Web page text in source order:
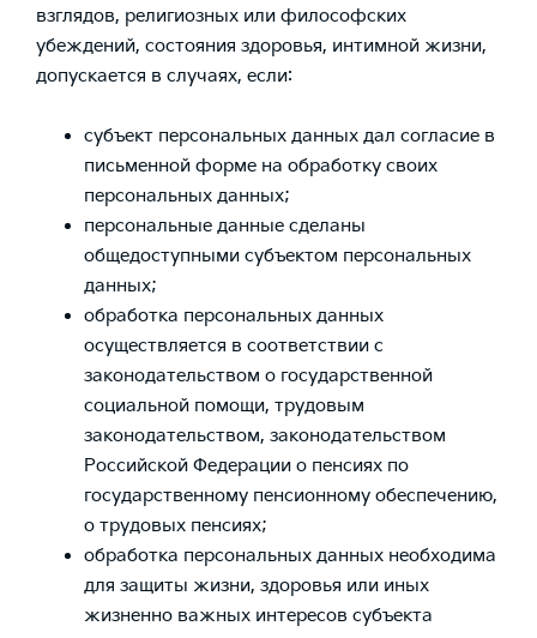
взглядов, религиозных или философских
убеждений, состояния здоровья, интимной жизни,
допускается в случаях, если:
субъект персональных данных дал согласие в
письменной форме на обработку своих
персональных данных;
персональные данные сделаны
общедоступными субъектом персональных
данных;
обработка персональных данных
осуществляется в соответствии с
законодательством о государственной
социальной помощи, трудовым
законодательством, законодательством
Российской Федерации о пенсиях по
государственному пенсионному обеспечению,
о трудовых пенсиях;
обработка персональных данных необходима
для защиты жизни, здоровья или иных
жизненно важных интересов субъекта